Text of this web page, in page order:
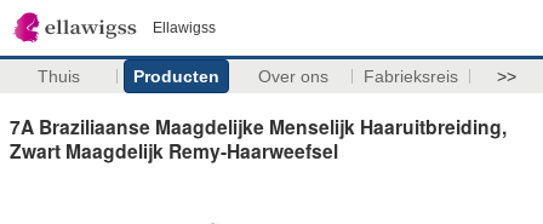
Ellawigss
Thuis Producten Over ons Fabrieksreis >>
7A Braziliaanse Maagdelijke Menselijk Haaruitbreiding,
Zwart Maagdelijk Remy-Haarweefsel